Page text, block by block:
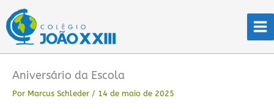
para
conteúdo
Aniversário da Escola
Por Marcus Schleder / 14 de maio de 2025